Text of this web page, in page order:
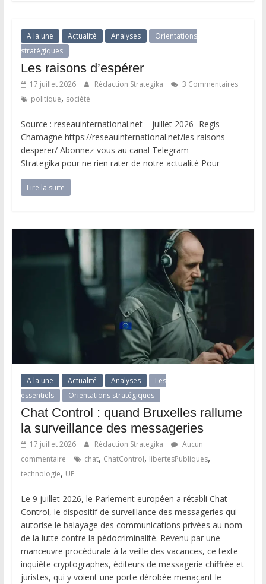
A la une Actualité Analyses
Orientations
stratégiques
Les raisons d’espérer
17 juillet 2026 Rédaction Strategika
3 Commentaires
politique, société
Source : reseauinternational.net – juillet 2026- Regis
Chamagne https://reseauinternational.net/les-raisons-
desperer/ Abonnez-vous au canal Telegram
Strategika pour ne rien rater de notre actualité Pour
Lire la suite
A la une Actualité Analyses
Les
essentiels
Orientations stratégiques
Chat Control : quand Bruxelles rallume
la surveillance des messageries
17 juillet 2026 Rédaction Strategika
Aucun
commentaire
chat, ChatControl, libertesPubliques,
technologie, UE
Le 9 juillet 2026, le Parlement européen a rétabli Chat
Control, le dispositif de surveillance des messageries qui
autorise le balayage des communications privées au nom
de la lutte contre la pédocriminalité. Revenu par une
manœuvre procédurale à la veille des vacances, ce texte
inquiète cryptographes, éditeurs de messagerie chiffrée et
juristes, qui y voient une porte dérobée menaçant le